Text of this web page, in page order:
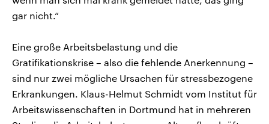
gar nicht.“
Eine große Arbeitsbelastung und die
Gratifikationskrise – also die fehlende Anerkennung –
sind nur zwei mögliche Ursachen für stressbezogene
Erkrankungen. Klaus-Helmut Schmidt vom Institut für
Arbeitswissenschaften in Dortmund hat in mehreren